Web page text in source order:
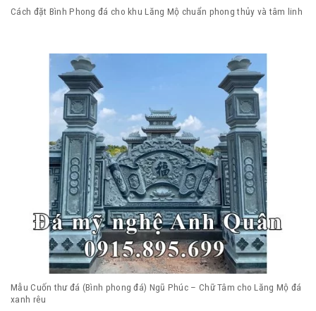
Cách đặt Bình Phong đá cho khu Lăng Mộ chuẩn phong thủy và tâm linh
Mẫu Cuốn thư đá (Bình phong đá) Ngũ Phúc – Chữ Tâm cho Lăng Mộ đá
xanh rêu